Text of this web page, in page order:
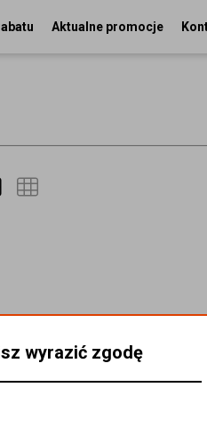
Aktualne promocje
wyrazić zgodę